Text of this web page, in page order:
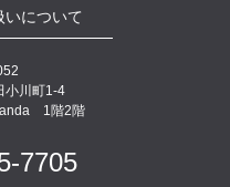
について
小川町1-4
1階2階
7705